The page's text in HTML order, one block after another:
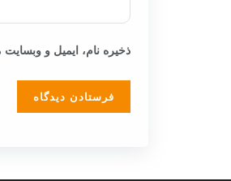
ذخیره نام، ایمیل و